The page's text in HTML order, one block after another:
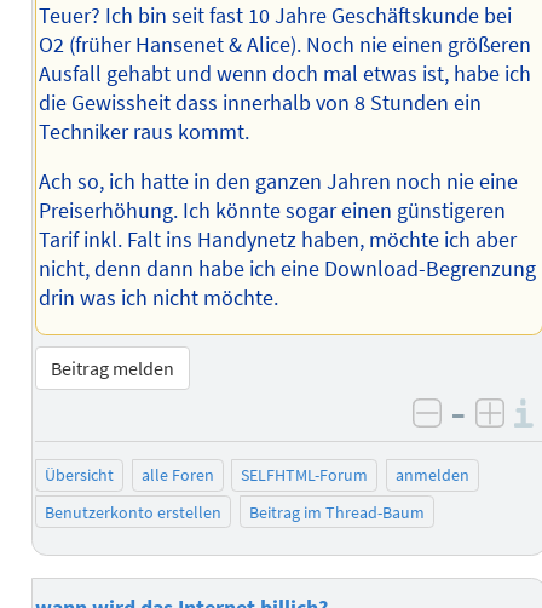
Teuer? Ich bin seit fast 10 Jahre Geschäftskunde bei
O2 (früher Hansenet & Alice). Noch nie einen größeren
Ausfall gehabt und wenn doch mal etwas ist, habe ich
die Gewissheit dass innerhalb von 8 Stunden ein
Techniker raus kommt.
Ach so, ich hatte in den ganzen Jahren noch nie eine
Preiserhöhung. Ich könnte sogar einen günstigeren
Tarif inkl. Falt ins Handynetz haben, möchte ich aber
nicht, denn dann habe ich eine Download-Begrenzung
drin was ich nicht möchte.
Beitrag melden
negativ
–
Übersicht alle Foren SELFHTML-Forum
anmelden
Benutzerkonto erstellen
Beitrag im Thread-Baum